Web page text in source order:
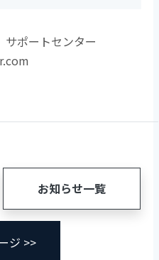
ポートセンター
お知らせ一覧
ジ >>